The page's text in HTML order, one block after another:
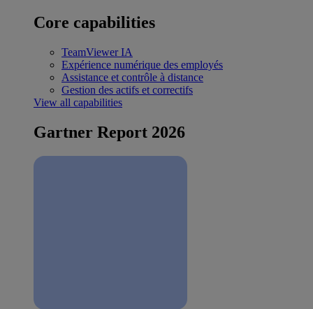
Core capabilities
TeamViewer IA
Expérience numérique des employés
Assistance et contrôle à distance
Gestion des actifs et correctifs
View all capabilities
Gartner Report 2026